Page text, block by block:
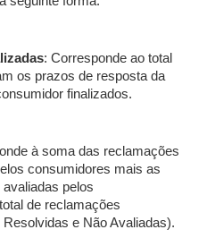
: Corresponde ao total
os prazos de resposta da
finalizados.
à soma das reclamações
consumidores mais as
pelos
de reclamações
e Não Avaliadas).